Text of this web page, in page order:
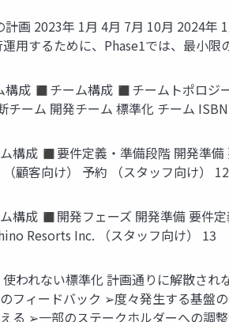
計画 2023年 1月 4月 7月 10月 2024年
用するために、Phase1では、最小
構成 ◼チーム構成 ◼チームトポロジ
チーム 開発チーム 標準化 チーム
構成 ◼要件定義・準備段階 開発準備
（顧客向け） 予約 （スタッフ向け） 12
構成 ◼開発フェーズ 開発準備 要件
Resorts Inc. （スタッフ向け） 13
使われない標準化 計画通りに解散さ
フィードバック ➢度々発生する基盤
る ➢一部のステークホルダーへの調